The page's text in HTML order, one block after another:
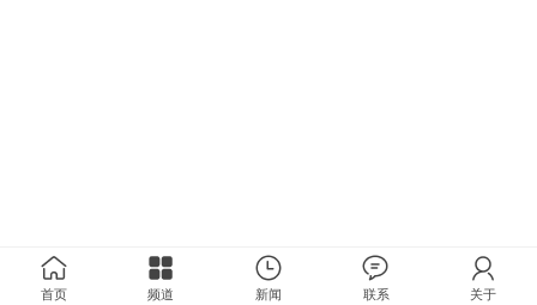
首页 频道 新闻 联系 关于